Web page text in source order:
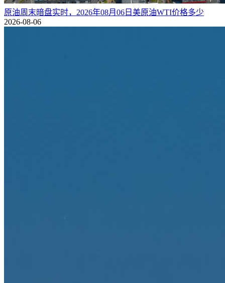
原油周末暗盘实时，2026年08月06日美原油WTI价格多少
2026-08-06